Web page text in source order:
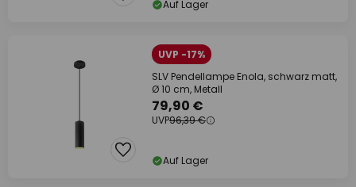
Auf Lager
UVP -17%
SLV Pendellampe Enola, schwarz matt,
Ø 10 cm, Metall
79,90 €
UVP96,39 €
Auf Lager